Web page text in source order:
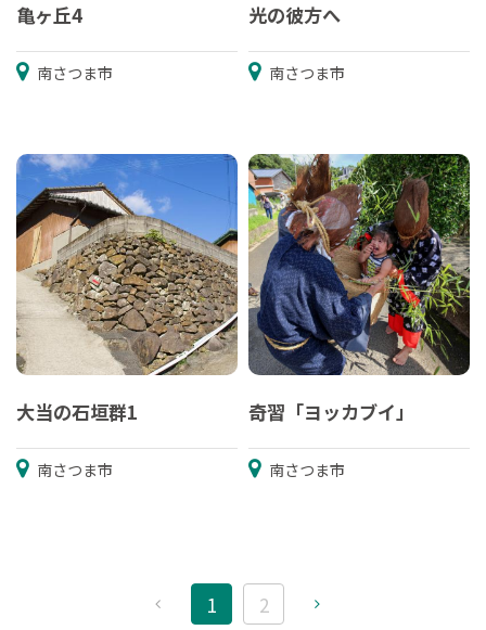
亀ヶ丘4
南さつま市
光の彼方へ
南さつま市
大当の石垣群1
南さつま市
奇習「ヨッカブイ」
南さつま市
1 2